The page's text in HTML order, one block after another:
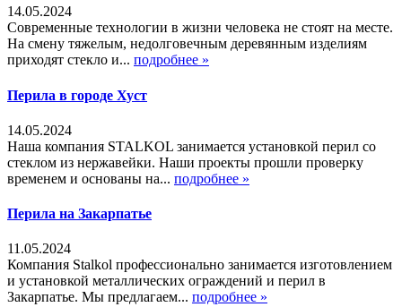
14.05.2024
Современные технологии в жизни человека не стоят на месте.
На смену тяжелым, недолговечным деревянным изделиям
приходят стекло и... подробнее »
Перила в городе Хуст
14.05.2024
Наша компания STALKOL занимается установкой перил со
стеклом из нержавейки. Наши проекты прошли проверку
временем и основаны на... подробнее »
Перила на Закарпатье
11.05.2024
Компания Stalkol профессионально занимается изготовлением
и установкой металлических ограждений и перил в
Закарпатье. Мы предлагаем... подробнее »